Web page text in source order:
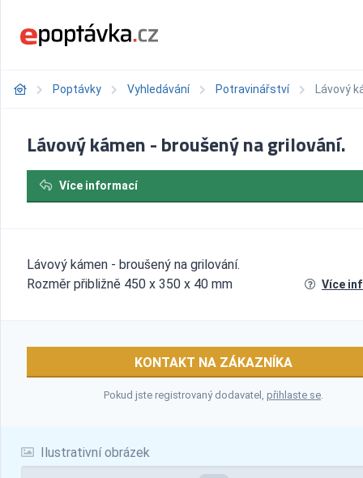
Poptávky Vyhledávání Potravinářství Lávový
Ilustrativní obrázek
Lávový kámen - broušený na grilování.
Více informací
Lávový kámen - broušený na grilování.
Rozměr přibližně 450 x 350 x 40 mm
Více
KONTAKT NA ZÁKAZNÍKA
Pokud jste registrovaný dodavatel, přihlaste se.